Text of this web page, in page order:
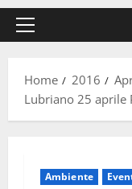
Menu
Home
2016
Lubriano 25 aprile
Ambiente